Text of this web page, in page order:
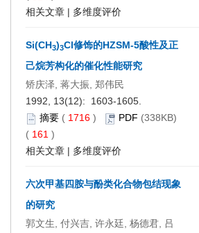
相关文章 | 多维度评价
Si(CH3)3Cl修饰的HZSM-5酸性及正
己烷芳构化的催化性能研究
矫庆泽, 蒋大振, 郑伟民
1992, 13(12): 1603-1605.
摘要 ( 1716 ) PDF (338KB)
( 161 )
相关文章 | 多维度评价
六次甲基四胺与酚类化合物包结现象
的研究
郭文生, 付兴吉, 许永廷, 杨德君, 吕